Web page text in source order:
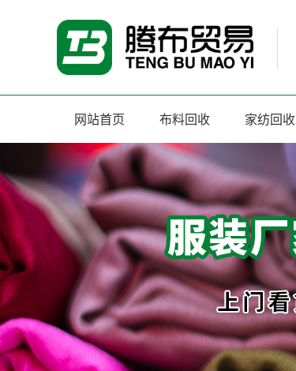
网站首页 布料回收 家纺回收